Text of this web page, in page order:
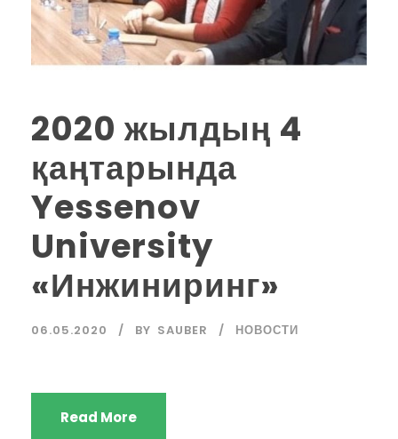
2020 жылдың 4
қаңтарында
Yessenov
University
«Инжиниринг»
06.05.2020 BY SAUBER НОВОСТИ
Read More